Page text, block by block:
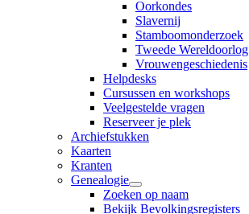
Oorkondes
Slavernij
Stamboomonderzoek
Tweede Wereldoorlog
Vrouwengeschiedenis
Helpdesks
Cursussen en workshops
Veelgestelde vragen
Reserveer je plek
Archiefstukken
Kaarten
Kranten
Genealogie
Zoeken op naam
Bekijk Bevolkingsregisters